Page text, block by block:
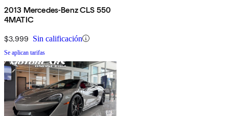
2013 Mercedes-Benz CLS 550
4MATIC
$3,999 Sin calificación
Se aplican tarifas